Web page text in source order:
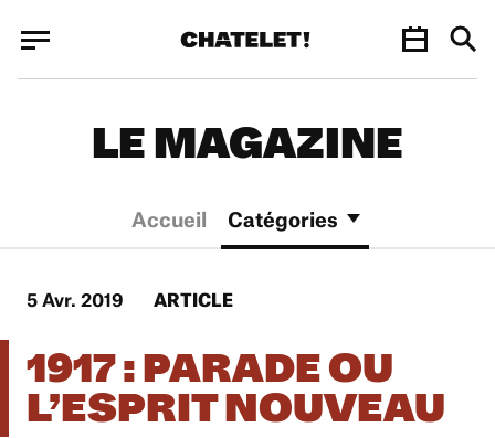
LE MAGAZINE
Accueil Catégories
5 Avr. 2019 ARTICLE
1917 : PARADE OU
L’ESPRIT NOUVEAU